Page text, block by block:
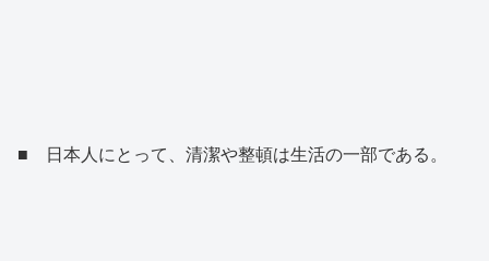
■ 日本人にとって、清潔や整頓は生活の一部である。